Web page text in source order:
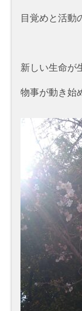
目覚めと活動
新しい生命が
物事が動き始